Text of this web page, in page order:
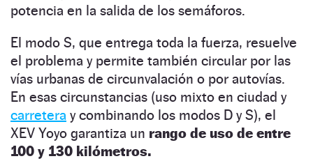
potencia en la salida de los semáforos.
El modo S, que entrega toda la fuerza, resuelve
el problema y permite también circular por las
vías urbanas de circunvalación o por autovías.
En esas circunstancias (uso mixto en ciudad y
carretera y combinando los modos D y S), el
XEV Yoyo garantiza un rango de uso de entre
100 y 130 kilómetros.